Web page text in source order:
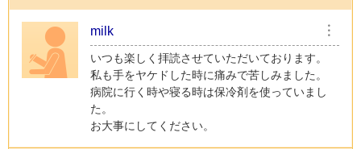
milk ︙
いつも楽しく拝読させていただいております。
私も手をヤケドした時に痛みで苦しみました。
病院に行く時や寝る時は保冷剤を使っていまし
た。
お大事にしてください。